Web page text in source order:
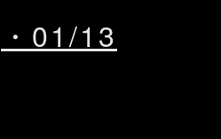
・01/13